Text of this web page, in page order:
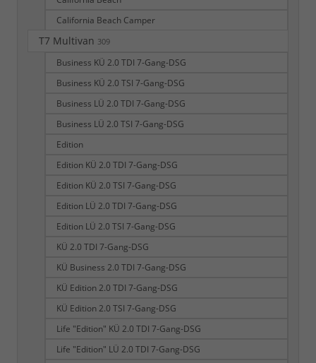
California Beach Camper
T7 Multivan 309
Business KÜ 2.0 TDI 7-Gang-DSG
Business KÜ 2.0 TSI 7-Gang-DSG
Business LÜ 2.0 TDI 7-Gang-DSG
Business LÜ 2.0 TSI 7-Gang-DSG
Edition
Edition KÜ 2.0 TDI 7-Gang-DSG
Edition KÜ 2.0 TSI 7-Gang-DSG
Edition LÜ 2.0 TDI 7-Gang-DSG
Edition LÜ 2.0 TSI 7-Gang-DSG
KÜ 2.0 TDI 7-Gang-DSG
KÜ Business 2.0 TDI 7-Gang-DSG
KÜ Edition 2.0 TDI 7-Gang-DSG
KÜ Edition 2.0 TSI 7-Gang-DSG
Life "Edition" KÜ 2.0 TDI 7-Gang-DSG
Life "Edition" LÜ 2.0 TDI 7-Gang-DSG